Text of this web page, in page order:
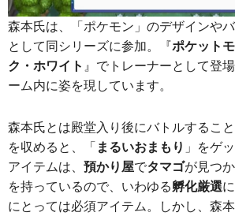
森本氏は、「ポケモン」のデザインや
として同シリーズに参加。『ポケット
ク・ホワイト 』でトレーナーとして登
ーム内に姿を現しています。
森本氏とは殿堂入り後にバトルするこ
を収めると、「まるいおまもり 」をゲ
アイテムは、 預かり屋でタマゴが見つ
を持っているので、いわゆる孵化厳選
にとっては必須アイテム。しかし、森